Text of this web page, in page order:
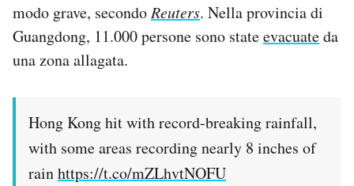
Regala il Post
Hai bisogno di aiuto?
modo grave, secondo Reuters. Nella provincia di
Guangdong, 11.000 persone sono stateevacuateda
una zona allagata.
Hong Kong hit with record-breaking rainfall,
with some areas recording nearly 8 inches of
rainhttps://t.co/mZLhvtNOFU